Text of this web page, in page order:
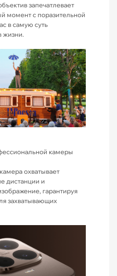
запечатлевает
момент с поразительной
в самую суть
жизни.
камеры
охватывает
дистанции и
гарантируя
захватывающих